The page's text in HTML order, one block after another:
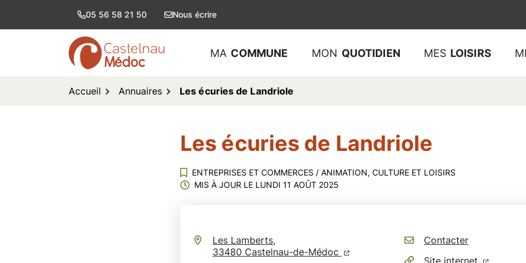
05 56 58 21 50 Nous écrire
logo Castelnau de Médoc
MA COMMUNE MON QUOTIDIEN MES LOISIRS
Accueil Annuaires Les écuries de Landriole
Les écuries de Landriole
ENTREPRISES ET COMMERCES / ANIMATION, CULTURE ET LOISIRS
MIS À JOUR LE LUNDI 11 AOÛT 2025
Les Lamberts,
33480 Castelnau-de-Médoc (ouverture dans un nouvel onglet)
(ouverture dans un nouvel onglet)
Contacter
Site internet